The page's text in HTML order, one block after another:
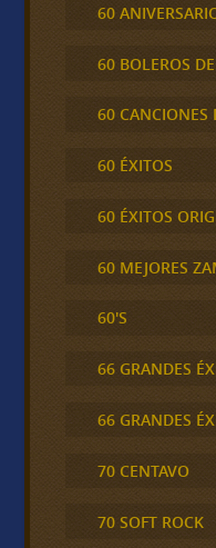
60
60 BOLEROS
60 CANCIONES
60 ÉXITOS
60 ÉXITOS
60 MEJORES
60'S
66 GRANDES
66 GRANDES
70 CENTAVO
70 SOFT ROCK